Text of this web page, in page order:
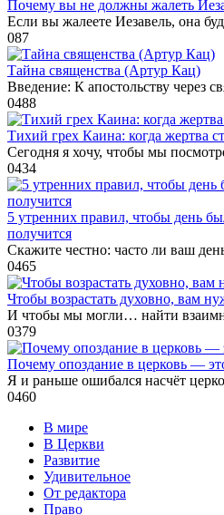
Почему вы не должны жалеть
Если вы жалеете Иезавель, она
087
Тайна священства (Артур Кац)
Введение: К апостольству через
0488
Тихий грех Каина: когда жертва
Сегодня я хочу, чтобы мы
0434
5 утренних правил, чтобы день
получится
Скажите честно: часто ли ваш
0465
Чтобы возрастать духовно, вам
И чтобы мы могли… найти
0379
Почему опоздание в церковь —
Я и раньше ошибался насчёт
0460
В мире
В Церкви
Развитие
Удивительное
От редактора
Право